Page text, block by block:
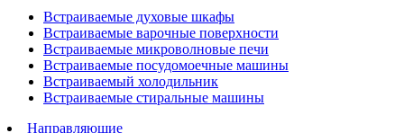
Встраиваемые духовые шкафы
Встраиваемые варочные поверхности
Встраиваемые микроволновые печи
Встраиваемые посудомоечные машины
Встраиваемый холодильник
Встраиваемые стиральные машины
Направляющие